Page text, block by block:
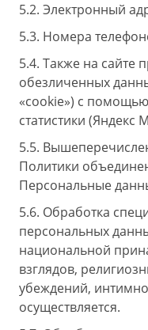
5.2. Электронный
5.3. Номера
5.4. Также на сайте
обезличенных
«cookie») с
статистики (Яндекс
5.5.
Политики
Персональные
5.6. Обработка
персональных
национальной
взглядов,
убеждений,
осуществляется.